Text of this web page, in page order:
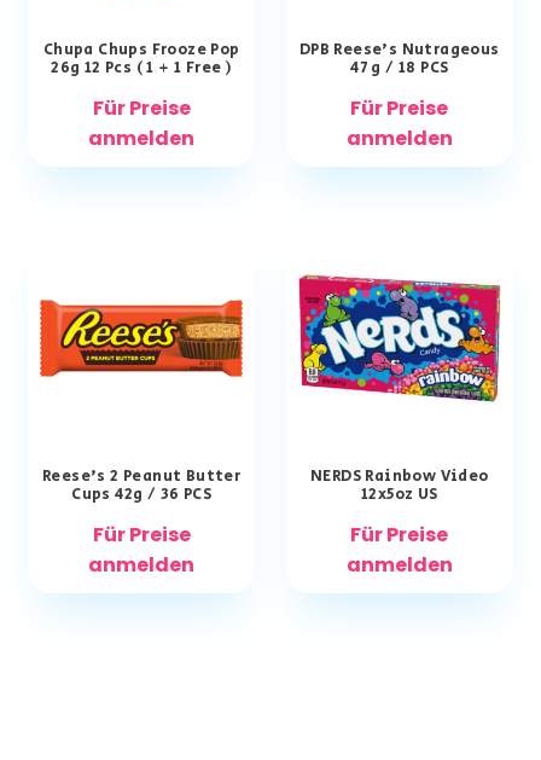
Chupa Chups Frooze Pop
26g 12 Pcs ( 1 + 1 Free )
Für Preise
anmelden
DPB Reese’s Nutrageous
47 g / 18 PCS
Für Preise
anmelden
Reese’s 2 Peanut Butter
Cups 42g / 36 PCS
Für Preise
anmelden
NERDS Rainbow Video
12x5oz US
Für Preise
anmelden